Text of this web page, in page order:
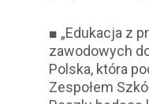
■ „Edukacja z
zawodowych
Polska, która
Zespołem